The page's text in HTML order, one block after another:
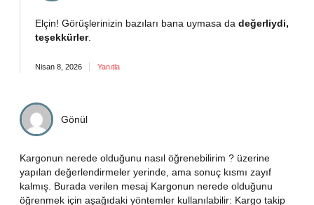
Elçin! Görüşlerinizin bazıları bana uymasa da değerliydi,
teşekkürler.
Nisan 8, 2026 Yanıtla
Gönül
Kargonun nerede olduğunu nasıl öğrenebilirim ? üzerine
yapılan değerlendirmeler yerinde, ama sonuç kısmı zayıf
kalmış. Burada verilen mesaj Kargonun nerede olduğunu
öğrenmek için aşağıdaki yöntemler kullanılabilir: Kargo takip